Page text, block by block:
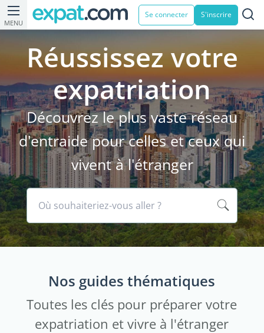
MENU
Se connecter S'inscrire
Réussissez votre
expatriation
Découvrez le plus vaste réseau
d'entraide pour celles et ceux qui
vivent à l'étranger
Où souhaiteriez-vous aller ?
Nos guides thématiques
Toutes les clés pour préparer votre
expatriation et vivre à l'étranger